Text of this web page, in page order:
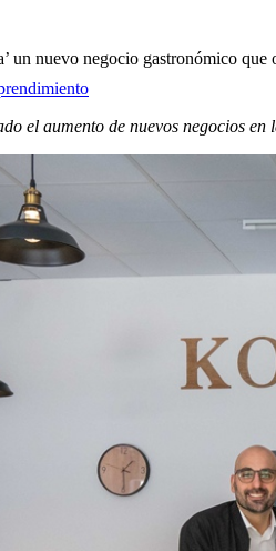
un nuevo negocio gastronómico
el aumento de nuevos negocios